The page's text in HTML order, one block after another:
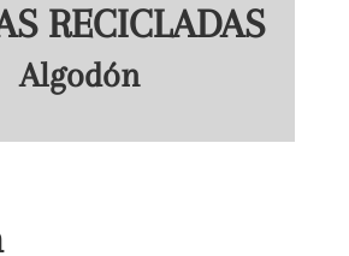
RECICLADAS
Algodón